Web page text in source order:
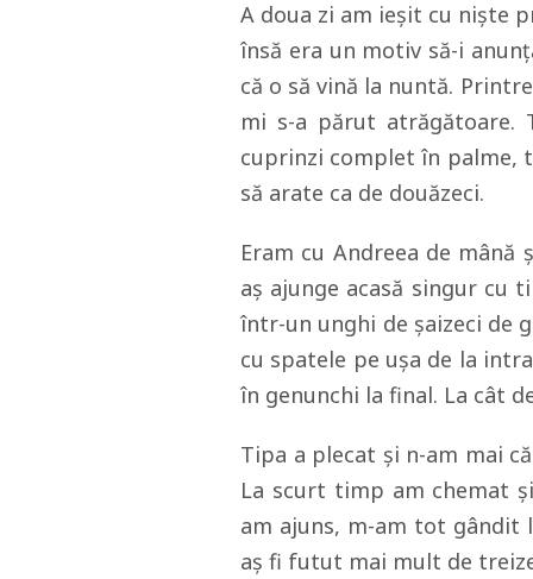
A doua zi am ieșit cu niște
însă era un motiv să-i
că o să vină la nuntă.
mi s-a părut atrăgătoare.
cuprinzi complet în palme,
să arate ca de douăzeci.
Eram cu Andreea de
aș ajunge acasă singur cu
într-un unghi de șaizeci de
cu spatele pe ușa de la
în genunchi la final. La cât
Tipa a plecat și n-am mai
La scurt timp am chemat
am ajuns, m-am tot gândit
aș fi futut mai mult de